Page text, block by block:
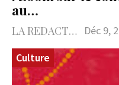
au…
LA REDACTION Déc 9,
Culture